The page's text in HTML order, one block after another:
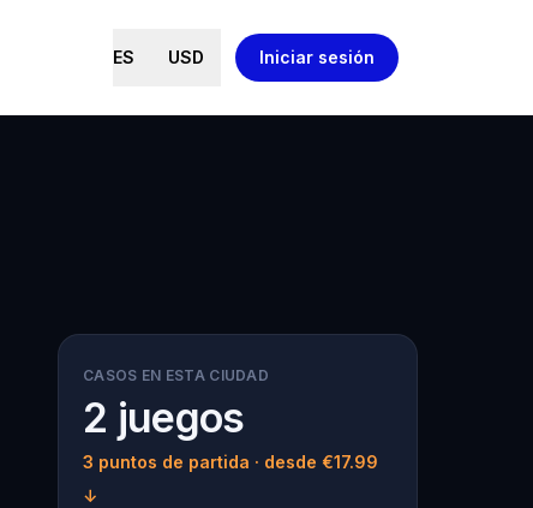
ES USD Iniciar sesión
CASOS EN ESTA CIUDAD
2 juegos
3 puntos de partida · desde €17.99
↓